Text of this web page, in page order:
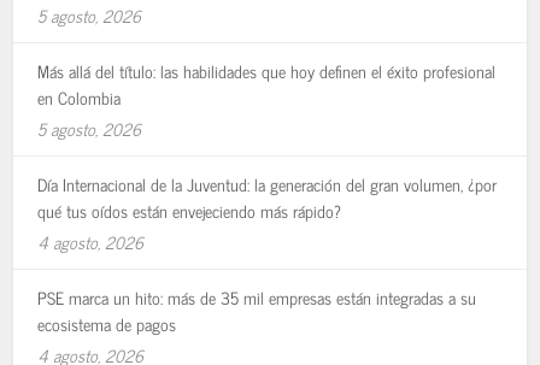
5 agosto, 2026
Más allá del título: las habilidades que hoy definen el éxito profesional
en Colombia
5 agosto, 2026
Día Internacional de la Juventud: la generación del gran volumen, ¿por
qué tus oídos están envejeciendo más rápido?
4 agosto, 2026
PSE marca un hito: más de 35 mil empresas están integradas a su
ecosistema de pagos
4 agosto, 2026